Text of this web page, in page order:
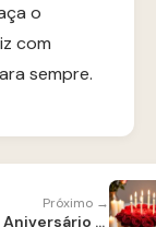
o
com
sempre.
Próximo →
Mensagem de Aniversário para Namorado